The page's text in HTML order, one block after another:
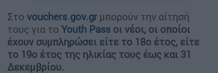
Στο vouchers.gov.gr μπορούν την αίτησή
τους για το Youth Pass οι νέοι, οι οποίοι
έχουν συμπληρώσει είτε το 18ο έτος, είτε
το 19ο έτος της ηλικίας τους έως και 31
Δεκεμβρίου.